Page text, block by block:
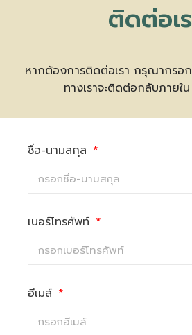
ติดต่อเ
หากต้องการติดต่อเรา กรุณากรอ
ทางเราจะติดต่อกลับภายใ
ชื่อ-นามสกุล
เบอร์โทรศัพท์
อีเมล์